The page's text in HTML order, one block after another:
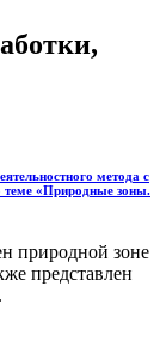
метода с
теме «Природные зоны.
природной зоне
представлен